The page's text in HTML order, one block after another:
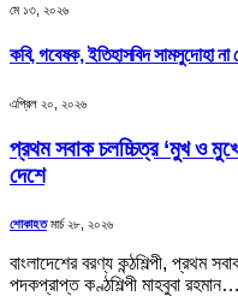
মে ১৩, ২০২৬
কবি, গবেষক, ইতিহাসবিদ সামসুদোহা
এপ্রিল ২০, ২০২৬
প্রথম সবাক চলচ্চিত্র ‌‘মুখ ও
দেশে
শোকাহত মার্চ ২৮, ২০২৬
বাংলাদেশের বরণ্য কন্ঠশিল্পী, প্রথম
পদকপ্রাপ্ত কণ্ঠশিল্পী মাহবুবা রহমান…